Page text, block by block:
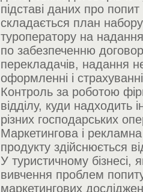
підставі даних про
складається план
туроператору на
по забезпеченню
перекладачів, надання
оформленні і
Контроль за роботою
відділу, куди надходить
різних господарських
Маркетингова і
продукту здійснюється
У туристичному бізнесі,
вивчення проблем
маркетингових